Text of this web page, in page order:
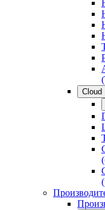
Cloud